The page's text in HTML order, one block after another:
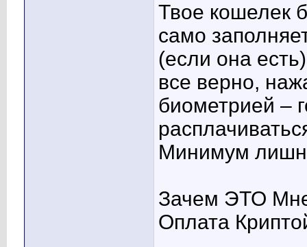
Твое кошелек
само
(если она
все верно,
биометрией –
Минимум
Зачем ЭТО
Оплата